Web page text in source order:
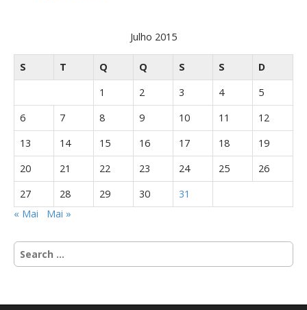
Julho 2015
S T Q Q S S
D
1
2 3 4
5
6
7 8 9 10 11
12
13
14 15 16 17 18
19
20
21 22 23 24 25
26
27
28 29 30
31
« Mai
Mai »
S
c